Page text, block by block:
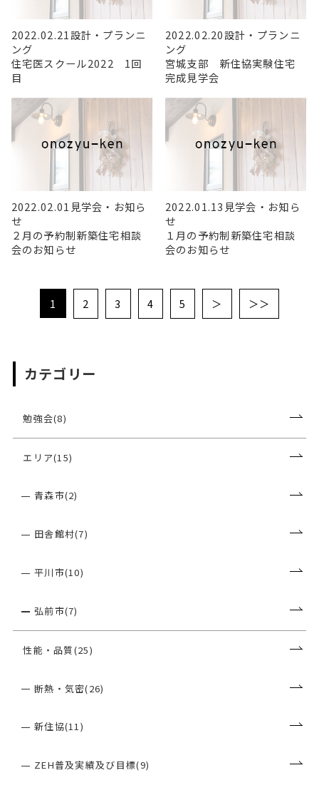
2022.02.21設計・プランニ
ング
住宅医スクール2022 1回
目
2022.02.20設計・プランニ
ング
宮城支部 新住協実験住宅
完成見学会
2022.02.01 見学会・お知ら
せ
２月の予約制新築住宅相談
会のお知らせ
2022.01.13 見学会・お知ら
せ
１月の予約制新築住宅相談
会のお知らせ
1 2 3 4 5 ＞ ＞＞
カテゴリー
勉強会(8)
エリア(15)
青森市(2)
田舎館村(7)
平川市(10)
弘前市(7)
性能・品質(25)
断熱・気密(26)
新住協(11)
ZEH普及実績及び目標(9)